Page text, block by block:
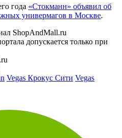
года «Стокманн» объявил об
универмагов в Москве.
ShopAndMall.ru
допускается только при
Vegas Крокус Сити Vegas